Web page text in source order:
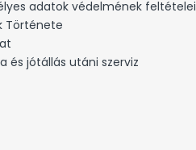
adatok védelmének feltételei
Története
és jótállás utáni szerviz